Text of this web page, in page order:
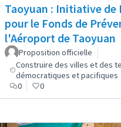
Taoyuan : Initiative
pour le Fonds de
l'Aéroport de Taoyuan
Proposition officielle
Construire des villes et des
démocratiques et pacifiques
0
0